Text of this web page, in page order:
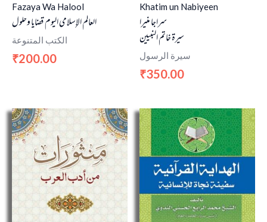
Fazaya Wa Halool
العالم الإسلامي اليوم قضايا وحلول
الكتب المتنوعة
₹200.00
Khatim un Nabiyeen
سراجا منيرا
سيرة خاتم النبيين
سيرة الرسول
₹350.00